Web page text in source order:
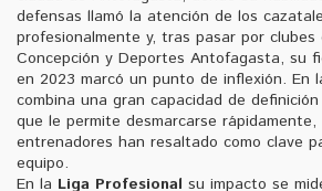
defensas llamó la atención de los
profesionalmente y, tras pasar por clubes
Concepción y Deportes Antofagasta, su
en 2023 marcó un punto de inflexión. En
combina una gran capacidad de
que le permite desmarcarse
entrenadores han resaltado como clave
equipo.
En la Liga Profesional su impacto se